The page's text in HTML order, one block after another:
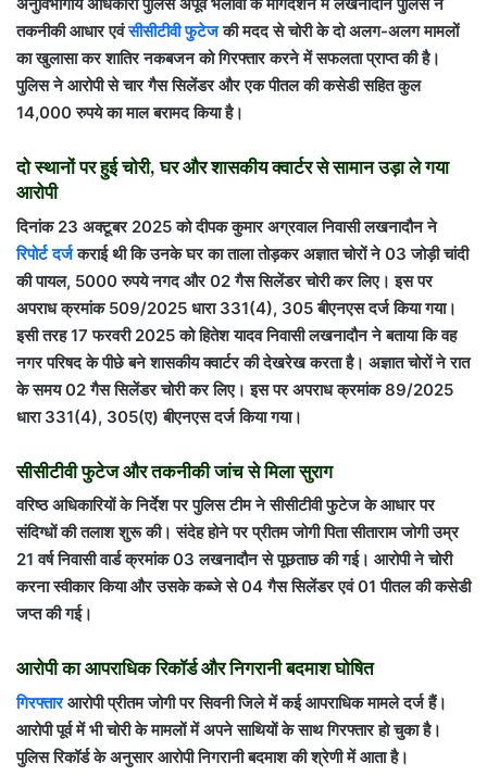
अनुविभागीय अधिकारी पुलिस अपूर्व भलावी के मार्गदर्शन में लखनादौन पुलिस ने
तकनीकी आधार एवंसीसीटीवी फुटेजकी मदद से चोरी के दो अलग-अलग मामलों
का खुलासा कर शातिर नकबजन को गिरफ्तार करने में सफलता प्राप्त की है।
पुलिस ने आरोपी से चार गैस सिलेंडर और एक पीतल की कसेडी सहित कुल
14,000 रुपये का माल बरामद किया है।
दो स्थानों पर हुई चोरी, घर और शासकीय क्वार्टर से सामान उड़ा ले गया
आरोपी
दिनांक 23 अक्टूबर 2025 को दीपक कुमार अग्रवाल निवासी लखनादौन ने
रिपोर्ट दर्जकराई थी कि उनके घर का ताला तोड़कर अज्ञात चोरों ने 03 जोड़ी चांदी
की पायल, 5000 रुपये नगद और 02 गैस सिलेंडर चोरी कर लिए। इस पर
अपराध क्रमांक 509/2025 धारा 331(4), 305 बीएनएस दर्ज किया गया।
इसी तरह 17 फरवरी 2025 को हितेश यादव निवासी लखनादौन ने बताया कि वह
नगर परिषद के पीछे बने शासकीय क्वार्टर की देखरेख करता है। अज्ञात चोरों ने रात
के समय 02 गैस सिलेंडर चोरी कर लिए। इस पर अपराध क्रमांक 89/2025
धारा 331(4), 305(ए) बीएनएस दर्ज किया गया।
सीसीटीवी फुटेज और तकनीकी जांच से मिला सुराग
वरिष्ठ अधिकारियों के निर्देश पर पुलिस टीम ने सीसीटीवी फुटेज के आधार पर
संदिग्धों की तलाश शुरू की। संदेह होने पर प्रीतम जोगी पिता सीताराम जोगी उम्र
21 वर्ष निवासी वार्ड क्रमांक 03 लखनादौन से पूछताछ की गई। आरोपी ने चोरी
करना स्वीकार किया और उसके कब्जे से 04 गैस सिलेंडर एवं 01 पीतल की कसेडी
जप्त की गई।
आरोपी का आपराधिक रिकॉर्ड और निगरानी बदमाश घोषित
गिरफ्तारआरोपी प्रीतम जोगी पर सिवनी जिले में कई आपराधिक मामले दर्ज हैं।
आरोपी पूर्व में भी चोरी के मामलों में अपने साथियों के साथ गिरफ्तार हो चुका है।
पुलिस रिकॉर्ड के अनुसार आरोपी निगरानी बदमाश की श्रेणी में आता है।